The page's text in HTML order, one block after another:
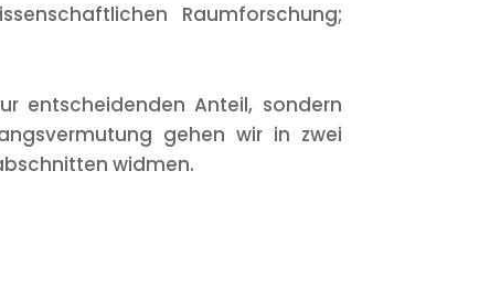
Raumforschung;
entscheidenden Anteil, sondern
gehen wir in zwei
widmen.